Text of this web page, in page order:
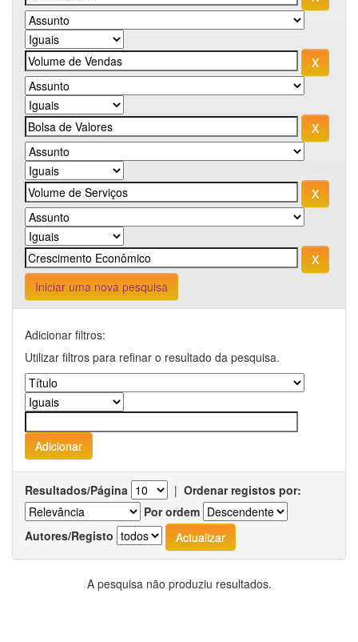
Iniciar uma nova pesquisa
Adicionar filtros:
Utilizar filtros para refinar o resultado da pesquisa.
Resultados/Página | Ordenar registos por:
Por ordem
Autores/Registo
A pesquisa não produziu resultados.